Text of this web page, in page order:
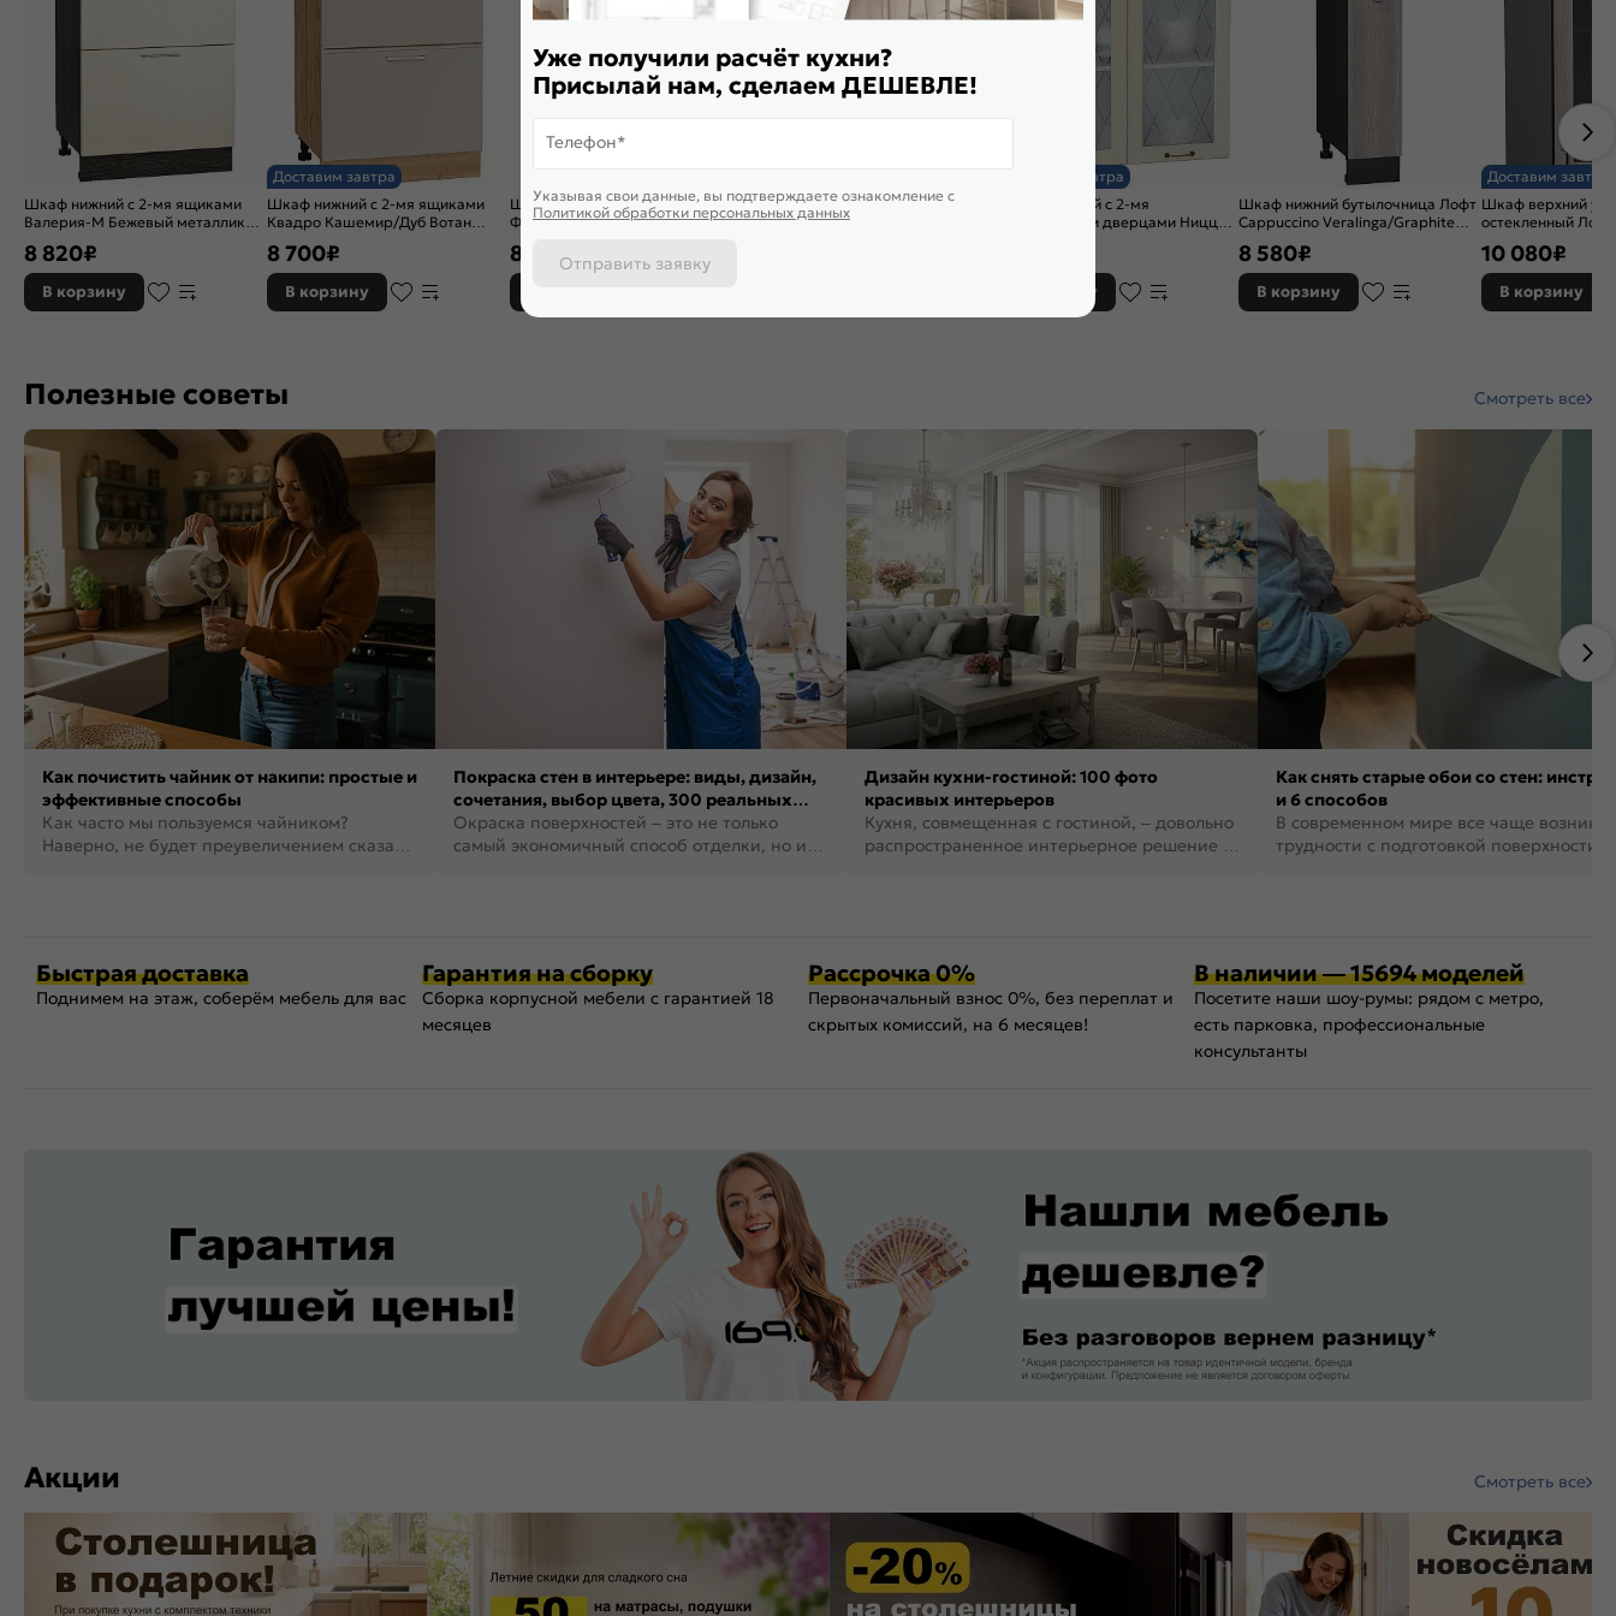
Шкаф нижний с 2-мя ящиками
Валерия-М Бежевый металлик
8 820₽
В корзину
Доставим завтра
Шкаф нижний с 2-мя ящиками
Квадро Кашемир/Дуб Вотан
8 700₽
В корзину
Шкаф верхний с 1-ой дверцей
Фрейм Cream Silk Graphite
8 535₽
Шкаф нижний с 3-мя ящиками
Нео Cream Silk/Дуб Вотан
Доставим завтра
Шкаф верхний с 2-мя
остекленными дверцами Ницца
В корзину
Шкаф нижний бутылочница Лофт
Cappuccino Veralinga/Graphite
8 580₽
В корзину
Доставим завтра
Шкаф верхний
остекленный
10 080₽
В корзину
Полезные советы Смотреть все
Как почистить чайник от накипи: простые и
эффективные способы
Как часто мы пользуемся чайником?
Наверно, не будет преувеличением сказать,
Покраска стен в интерьере: виды, дизайн,
сочетания, выбор цвета, 300 реальных
фото
Окраска поверхностей – это не только
самый экономичный способ отделки, но и
Дизайн кухни-гостиной: 100 фото
красивых интерьеров
Кухня, совмещенная с гостиной, – довольно
распространенное интерьерное решение в
Как снять старые обои со стен:
и 6 способов
В современном мире все чаще
трудности с подготовкой поверхности
Быстрая доставка
Поднимем на этаж, соберём мебель для вас
Гарантия на сборку
Сборка корпусной мебели с гарантией 18
месяцев
Рассрочка 0%
Первоначальный взнос 0%, без переплат и
скрытых комиссий, на 6 месяцев!
В наличии — 15694 моделей
Посетите наши шоу-румы: рядом с метро,
есть парковка, профессиональные
консультанты
Акции Смотреть все
Уже получили расчёт кухни?
Присылай нам, сделаем ДЕШЕВЛЕ!
Телефон*
Указывая свои данные, вы подтверждаете ознакомление c
Политикой обработки персональных данных
Отправить заявку